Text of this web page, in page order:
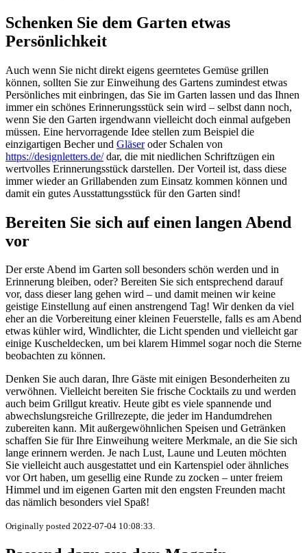
Schenken Sie dem Garten etwas
Persönlichkeit
Auch wenn Sie nicht direkt eigens geerntetes Gemüse grillen
können, sollten Sie zur Einweihung des Gartens zumindest etwas
Persönliches mit einbringen, das Sie im Garten lassen und das Ihnen
immer ein schönes Erinnerungsstück sein wird – selbst dann noch,
wenn Sie den Garten irgendwann vielleicht doch einmal aufgeben
müssen. Eine hervorragende Idee stellen zum Beispiel die
einzigartigen Becher und Gläseroder Schalen von
https://designletters.de/dar, die mit niedlichen Schriftzügen ein
wertvolles Erinnerungsstück darstellen. Der Vorteil ist, dass diese
immer wieder an Grillabenden zum Einsatz kommen können und
damit ein gutes Ausstattungsstück für den Garten sind!
Bereiten Sie sich auf einen langen Abend
vor
Der erste Abend im Garten soll besonders schön werden und in
Erinnerung bleiben, oder? Bereiten Sie sich entsprechend darauf
vor, dass dieser lang gehen wird – und damit meinen wir keine
geistige Einstellung auf einen anstrengend Tag! Wir denken da viel
eher an die Vorbereitung einer kleinen Feuerstelle, falls es am Abend
etwas kühler wird, Windlichter, die Licht spenden und vielleicht gar
einige Kuscheldecken, um bei klarem Himmel sogar noch die Sterne
beobachten zu können.
Denken Sie auch daran, Ihre Gäste mit einigen Besonderheiten zu
verwöhnen. Vielleicht bereiten Sie frische Cocktails zu und werden
auch beim Grillgut kreativ. Heute gibt es viele spannende und
abwechslungsreiche Grillrezepte, die jeder im Handumdrehen
zubereiten kann. Mit außergewöhnlichen Speisen und Getränken
schaffen Sie für Ihre Einweihung weitere Merkmale, an die Sie sich
lange erinnern werden. Je nach Lust, Laune und Leuten möchten
Sie vielleicht auch ausgestattet und ein Kartenspiel oder ähnliches
vor Ort haben, um gesellig eine Runde zu zocken – unter freiem
Himmel und im eigenen Garten mit den engsten Freunden macht
das nämlich besonders viel Spaß!
Originally posted 2022-07-04 10:08:33.